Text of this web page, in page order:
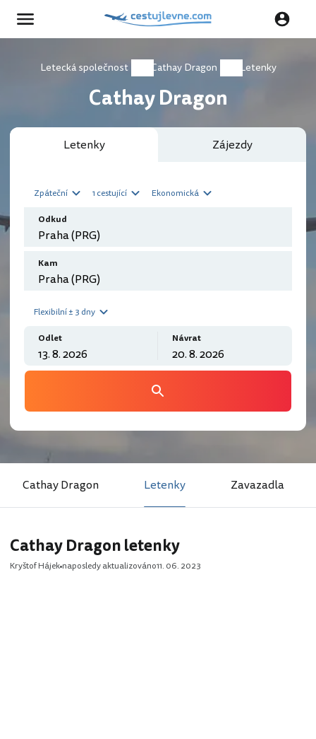
Letecká společnost Cathay Dragon Letenky
Cathay Dragon
Letenky Zájezdy
Zpáteční 1 cestující Ekonomická
Odkud
Kam
Flexibilní ± 3 dny
Odlet Návrat
Cathay Dragon Letenky Zavazadla
Cathay Dragon letenky
Kryštof Hájek naposledy aktualizováno11. 06. 2023